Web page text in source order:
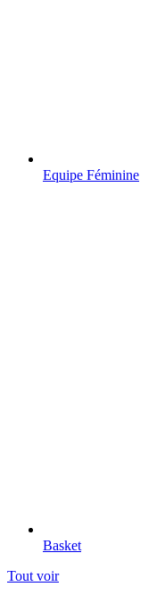
Equipe Féminine
Basket
Tout voir